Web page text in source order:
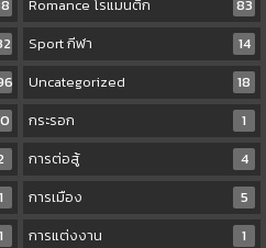
Romance โรแมนติก
83
Sport กีฬา
14
Uncategorized
18
กระรอก
1
การต่อสู้
4
1 การเมือง
5
1 การแต่งงาน
1